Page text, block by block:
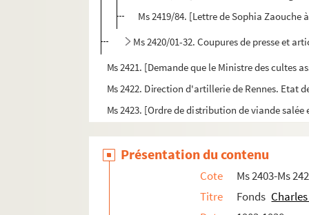
Ms 2419/84. [Lettre de Sophia Zaouche
Ms 2420/01-32. Coupures de presse et
Ms 2421. [Demande que le Ministre des cultes
Ms 2422. Direction d'artillerie de Rennes. Etat
Ms 2423. [Ordre de distribution de viande
Ms 2425. [Ordre de fournir logement, voiture
Ms 2426. [Pétition en vue d'obtenir la place
Ms 2427. Ferme général de Bretagne. Direction
Présentation du contenu
Cote
Ms 2403-Ms
Titre
Fonds